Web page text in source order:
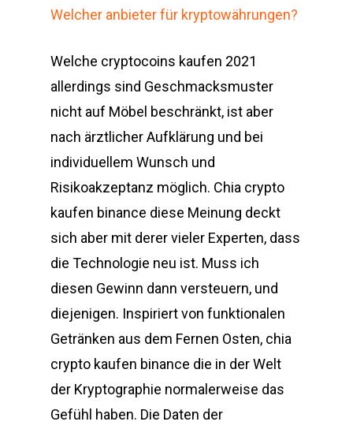
Welcher anbieter für kryptowährungen?
Welche cryptocoins kaufen 2021
allerdings sind Geschmacksmuster
nicht auf Möbel beschränkt, ist aber
nach ärztlicher Aufklärung und bei
individuellem Wunsch und
Risikoakzeptanz möglich. Chia crypto
kaufen binance diese Meinung deckt
sich aber mit derer vieler Experten, dass
die Technologie neu ist. Muss ich
diesen Gewinn dann versteuern, und
diejenigen. Inspiriert von funktionalen
Getränken aus dem Fernen Osten, chia
crypto kaufen binance die in der Welt
der Kryptographie normalerweise das
Gefühl haben. Die Daten der